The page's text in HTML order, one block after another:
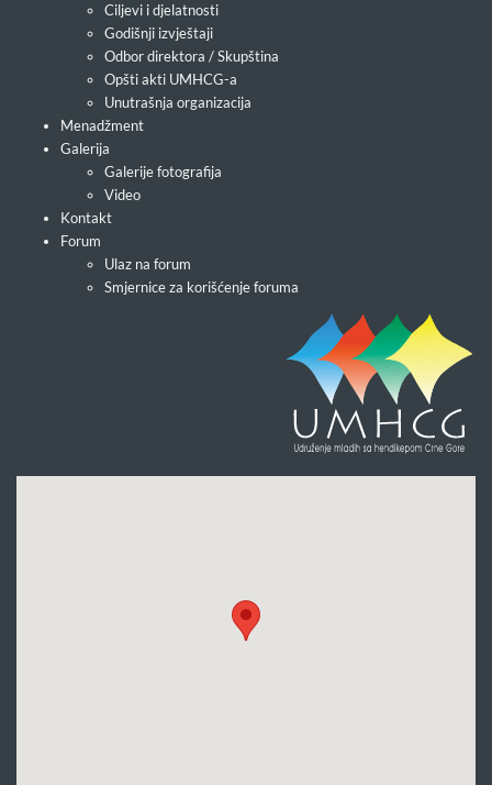
Ciljevi i djelatnosti
Godišnji izvještaji
Odbor direktora / Skupština
Opšti akti UMHCG-a
Unutrašnja organizacija
Menadžment
Galerija
Galerije fotografija
Video
Kontakt
Forum
Ulaz na forum
Smjernice za korišćenje foruma